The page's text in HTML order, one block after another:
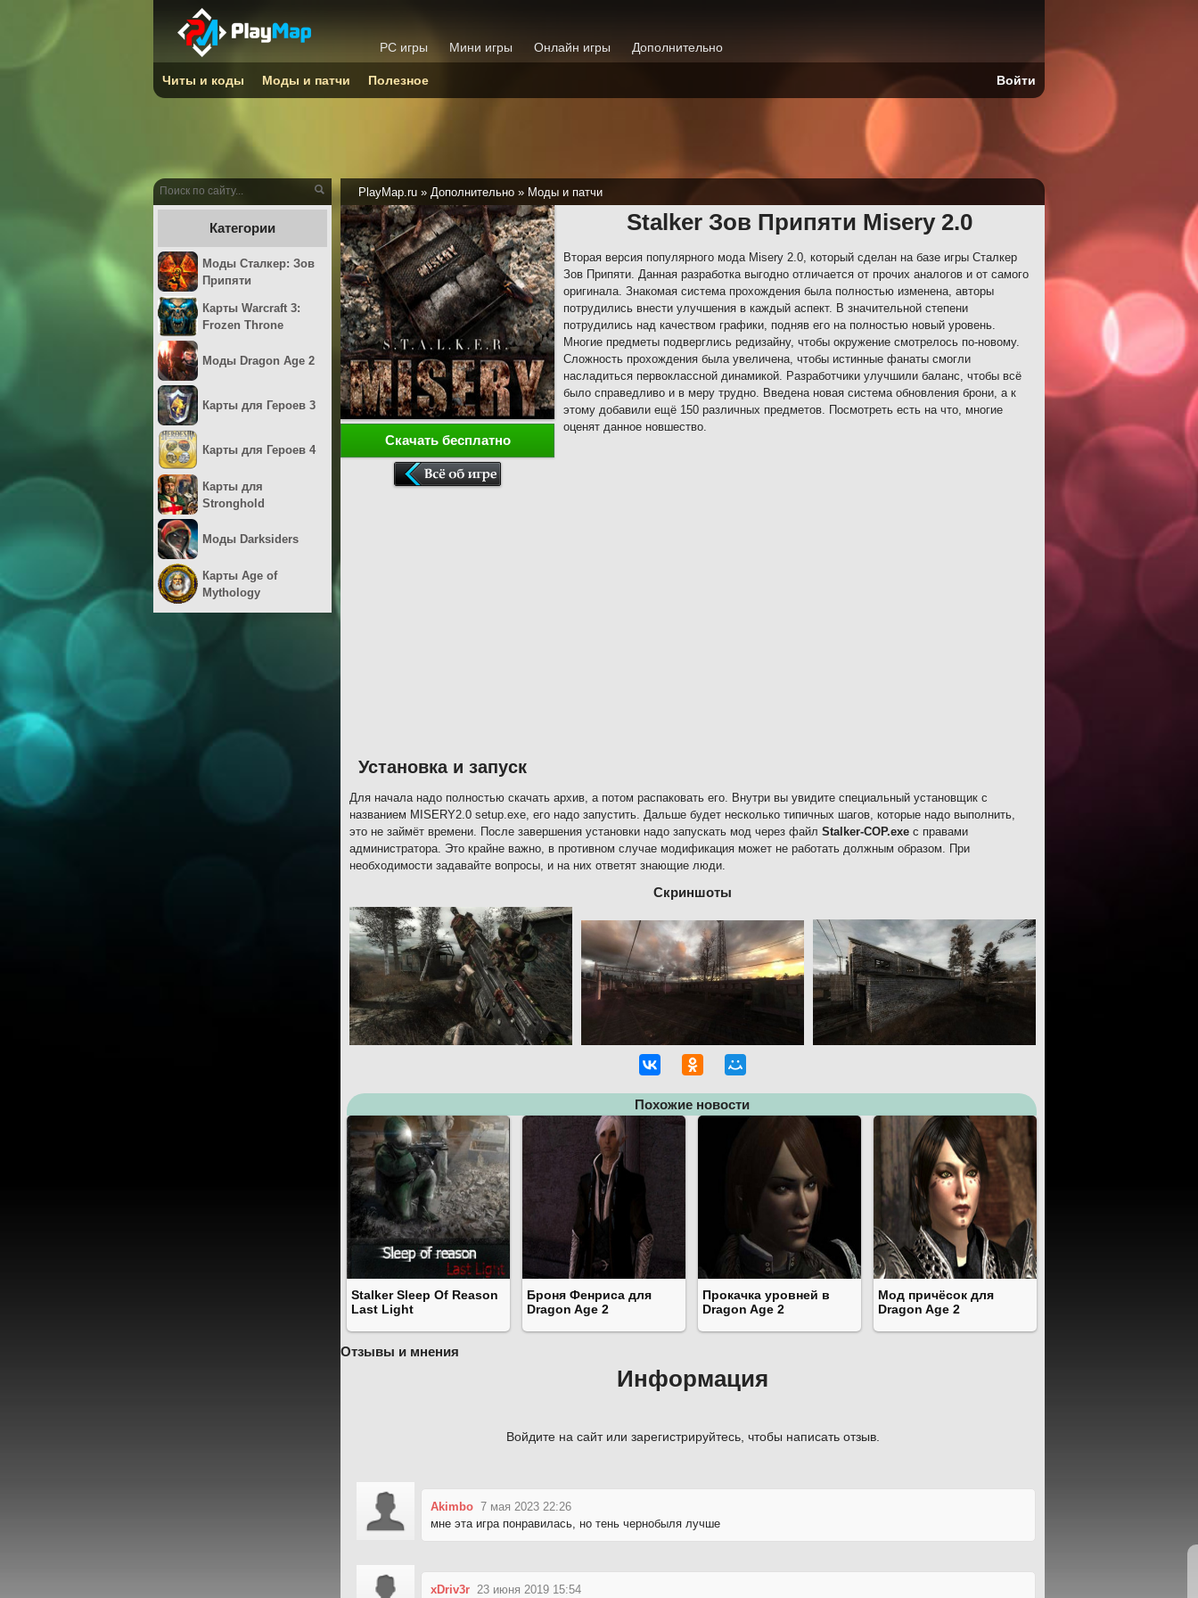
PlayMap.ru » Дополнительно » Моды и патчи
Stalker Зов Припяти Misery 2.0
Вторая версия популярного мода Misery 2.0, который сделан на базе игры Сталкер
Зов Припяти. Данная разработка выгодно отличается от прочих аналогов и от самого
оригинала. Знакомая система прохождения была полностью изменена, авторы
потрудились внести улучшения в каждый аспект. В значительной степени
потрудились над качеством графики, подняв его на полностью новый уровень.
Многие предметы подверглись редизайну, чтобы окружение смотрелось по-новому.
Сложность прохождения была увеличена, чтобы истинные фанаты смогли
насладиться первоклассной динамикой. Разработчики улучшили баланс, чтобы всё
было справедливо и в меру трудно. Введена новая система обновления брони, а к
этому добавили ещё 150 различных предметов. Посмотреть есть на что, многие
оценят данное новшество.
Скачать бесплатно
Установка и запуск
Для начала надо полностью скачать архив, а потом распаковать его. Внутри вы увидите специальный установщик с
названием MISERY2.0 setup.exe, его надо запустить. Дальше будет несколько типичных шагов, которые надо выполнить,
это не займёт времени. После завершения установки надо запускать мод через файл Stalker-COP.exe с правами
администратора. Это крайне важно, в противном случае модификация может не работать должным образом. При
необходимости задавайте вопросы, и на них ответят знающие люди.
Скриншоты
Похожие новости
Stalker Sleep Of Reason
Last Light
Броня Фенриса для
Dragon Age 2
Прокачка уровней в
Dragon Age 2
Мод причёсок для
Dragon Age 2
Отзывы и мнения
Информация
Войдите на сайт или зарегистрируйтесь, чтобы написать отзыв.
Akimbo 7 мая 2023 22:26
мне эта игра понравилась, но тень чернобыля лучше
xDriv3r 23 июня 2019 15:54
Категории
Моды Сталкер: Зов
Припяти
Карты Warcraft 3:
Frozen Throne
Моды Dragon Age 2
Карты для Героев 3
Карты для Героев 4
Карты для
Stronghold
Моды Darksiders
Карты Age of
Mythology
PC игры Мини игры Онлайн игры Дополнительно
Читы и коды Моды и патчи Полезное Войти